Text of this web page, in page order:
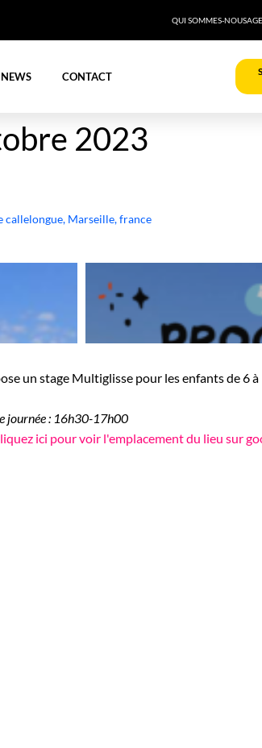
QUI SOMMES-NOUS
NEWS CONTACT
2023
callelongue, Marseille, france
un stage Multiglisse pour les enfants de 6 à
journée : 16h30-17h00
ici pour voir l'emplacement du lieu sur